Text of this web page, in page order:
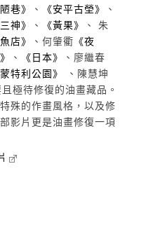
巷》 、 《安平古塋》
、
三神》 、 《黃果》
、 朱
魚店》 、何肇衢 《夜
、 《日本》
、廖繼春
蒙特利公園》
、陳慧坤
極待修復的油畫藏品。
殊的作畫風格，以及修
影片更是油畫修復一項